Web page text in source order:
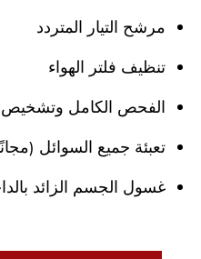
مرشح التيار المتردد
تنظيف فلتر الهواء
الفحص الكامل وتشخيص
تعبئة جميع السوائل
غسول الجسم الزائد